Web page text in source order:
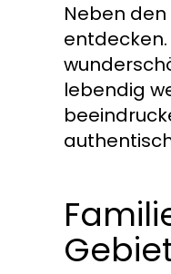
Neben
entdecken.
lebendig